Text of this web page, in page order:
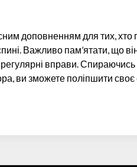
доповненням для тих,
Важливо пам’ятати, що
регулярні вправи.
ви зможете поліпшити